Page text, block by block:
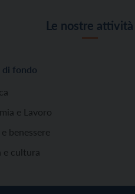
Le nostre attività
di fondo
e Lavoro
benessere
e cultura